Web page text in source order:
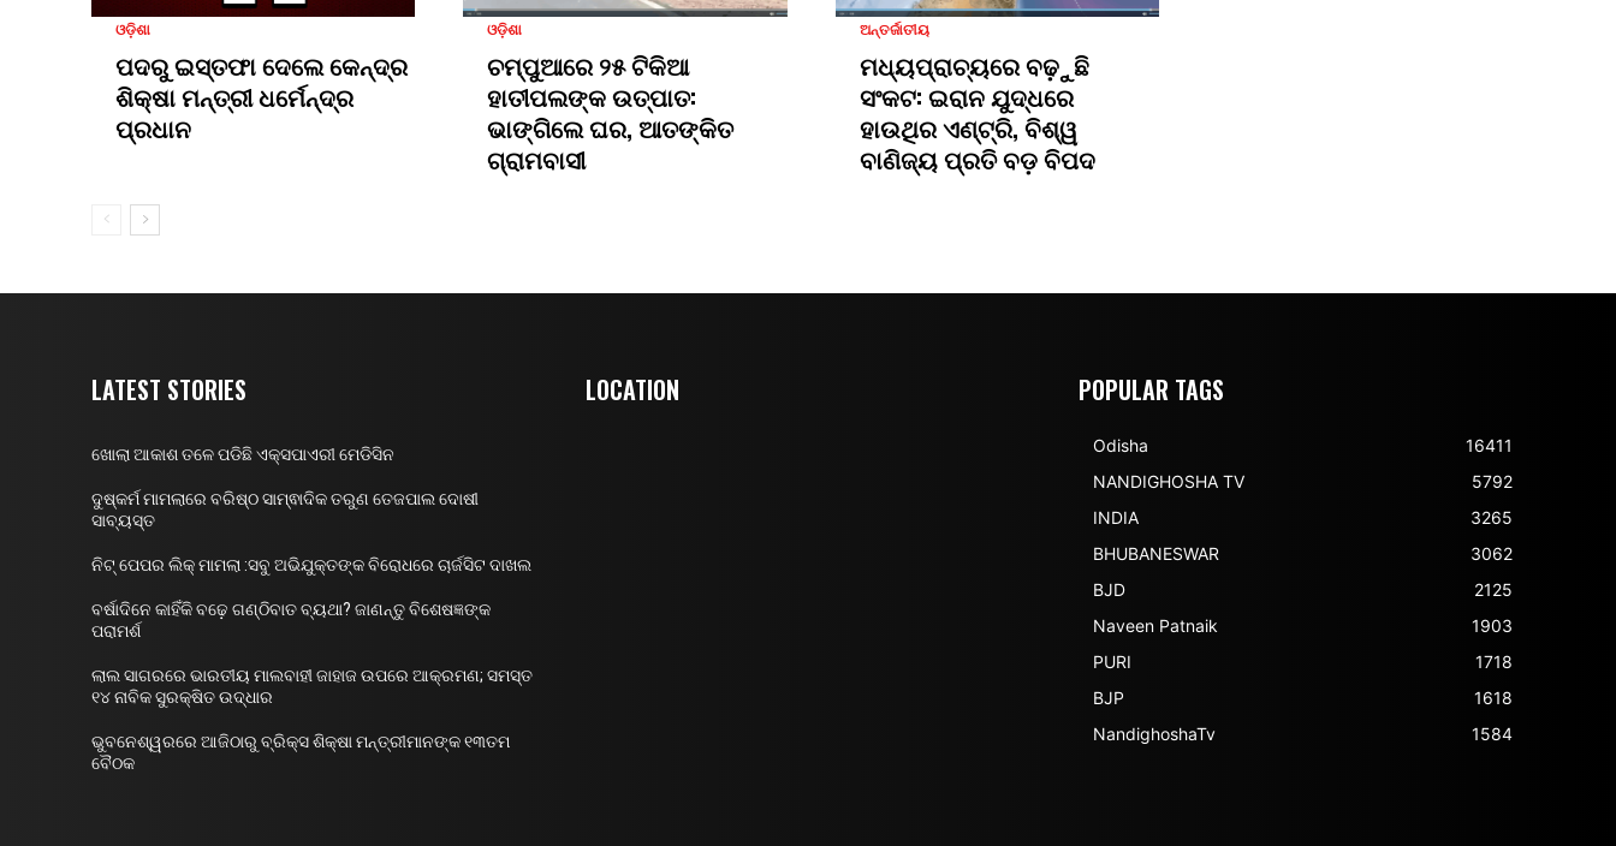
ଓଡ଼ିଶା
ପଦରୁ ଇସ୍ତଫା ଦେଲେ କେନ୍ଦ୍ର
ଶିକ୍ଷା ମନ୍ତ୍ରୀ ଧର୍ମେନ୍ଦ୍ର
ପ୍ରଧାନ
ଓଡ଼ିଶା
ଚମ୍ପୁଆରେ ୨୫ ଟିକିଆ
ହାତୀପଲଙ୍କ ଉତ୍ପାତ:
ଭାଙ୍ଗିଲେ ଘର, ଆତଙ୍କିତ
ଗ୍ରାମବାସୀ
ଅନ୍ତର୍ଜାତୀୟ
ମଧ୍ୟପ୍ରାଚ୍ୟରେ ବଢ଼ୁଛି
ସଂକଟ: ଇରାନ ଯୁଦ୍ଧରେ
ହାଉଥିର ଏଣ୍ଟ୍ରି, ବିଶ୍ୱ
ବାଣିଜ୍ୟ ପ୍ରତି ବଡ଼ ବିପଦ
LATEST STORIES
ଖୋଲା ଆକାଶ ତଳେ ପଡିଛି ଏକ୍ସପାଏରୀ ମେଡିସିନ
ଦୁଷ୍କର୍ମ ମାମଲାରେ ବରିଷ୍ଠ ସାମ୍ଵାଦିକ ତରୁଣ ତେଜପାଲ ଦୋଷୀ
ସାବ୍ୟସ୍ତ
ନିଟ୍ ପେପର ଲିକ୍ ମାମଲା :ସବୁ ଅଭିଯୁକ୍ତଙ୍କ ବିରୋଧରେ ଚାର୍ଜସିଟ ଦାଖଲ
ବର୍ଷାଦିନେ କାହିଁକି ବଢ଼େ ଗଣ୍ଠିବାତ ବ୍ୟଥା? ଜାଣନ୍ତୁ ବିଶେଷଜ୍ଞଙ୍କ
ପରାମର୍ଶ
ଲାଲ ସାଗରରେ ଭାରତୀୟ ମାଲବାହୀ ଜାହାଜ ଉପରେ ଆକ୍ରମଣ; ସମସ୍ତ
୧୪ ନାବିକ ସୁରକ୍ଷିତ ଉଦ୍ଧାର
ଭୁବନେଶ୍ୱରରେ ଆଜିଠାରୁ ବ୍ରିକ୍ସ ଶିକ୍ଷା ମନ୍ତ୍ରୀମାନଙ୍କ ୧୩ତମ
ବୈଠକ
LOCATION POPULAR TAGS
Odisha
16411
NANDIGHOSHA TV
5792
INDIA
3265
BHUBANESWAR
3062
BJD
2125
Naveen Patnaik
1903
PURI
1718
BJP
1618
NandighoshaTv
1584